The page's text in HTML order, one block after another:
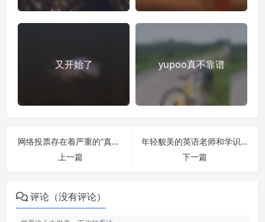
又开始了 yupoo真不靠谱
网络投票存在着严重的“真实舞弊”现象内幕揭秘
上一篇
年轻貌美的英语老师和学识渊博的历史老师
下一篇
评论（没有评论）